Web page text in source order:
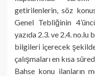
getirilenlerin, söz
Genel Tebliğinin
yazıda 2.3. ve 2.4.
bilgileri içerecek
çalışmaları en kısa
Bahse konu ilanların